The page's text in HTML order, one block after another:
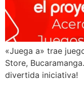
«Juega a» trae
Store,
divertida iniciativa!